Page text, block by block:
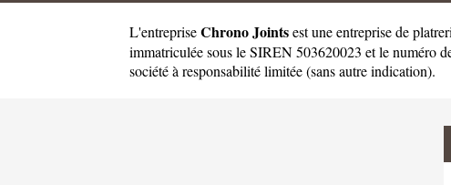
L'entrepriseChrono Jointsest uneentreprise de
immatriculée sous le SIREN 503620023 et le numéro
société à responsabilité limitée (sans autre indication).